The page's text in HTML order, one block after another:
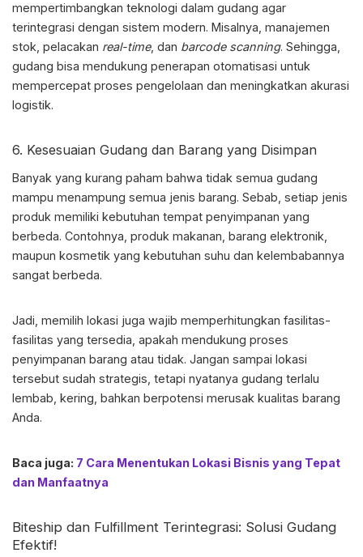
mempertimbangkan teknologi dalam gudang agar
terintegrasi dengan sistem modern. Misalnya, manajemen
stok, pelacakan real-time, dan barcode scanning. Sehingga,
gudang bisa mendukung penerapan otomatisasi untuk
mempercepat proses pengelolaan dan meningkatkan akurasi
logistik.
6. Kesesuaian Gudang dan Barang yang Disimpan
Banyak yang kurang paham bahwa tidak semua gudang
mampu menampung semua jenis barang. Sebab, setiap jenis
produk memiliki kebutuhan tempat penyimpanan yang
berbeda. Contohnya, produk makanan, barang elektronik,
maupun kosmetik yang kebutuhan suhu dan kelembabannya
sangat berbeda.
Jadi, memilih lokasi juga wajib memperhitungkan fasilitas-
fasilitas yang tersedia, apakah mendukung proses
penyimpanan barang atau tidak. Jangan sampai lokasi
tersebut sudah strategis, tetapi nyatanya gudang terlalu
lembab, kering, bahkan berpotensi merusak kualitas barang
Anda.
Baca juga: 7 Cara Menentukan Lokasi Bisnis yang Tepat
dan Manfaatnya
Biteship dan Fulfillment Terintegrasi: Solusi Gudang
Efektif!